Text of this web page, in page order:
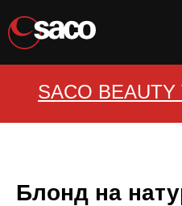
SACO
Блонд на